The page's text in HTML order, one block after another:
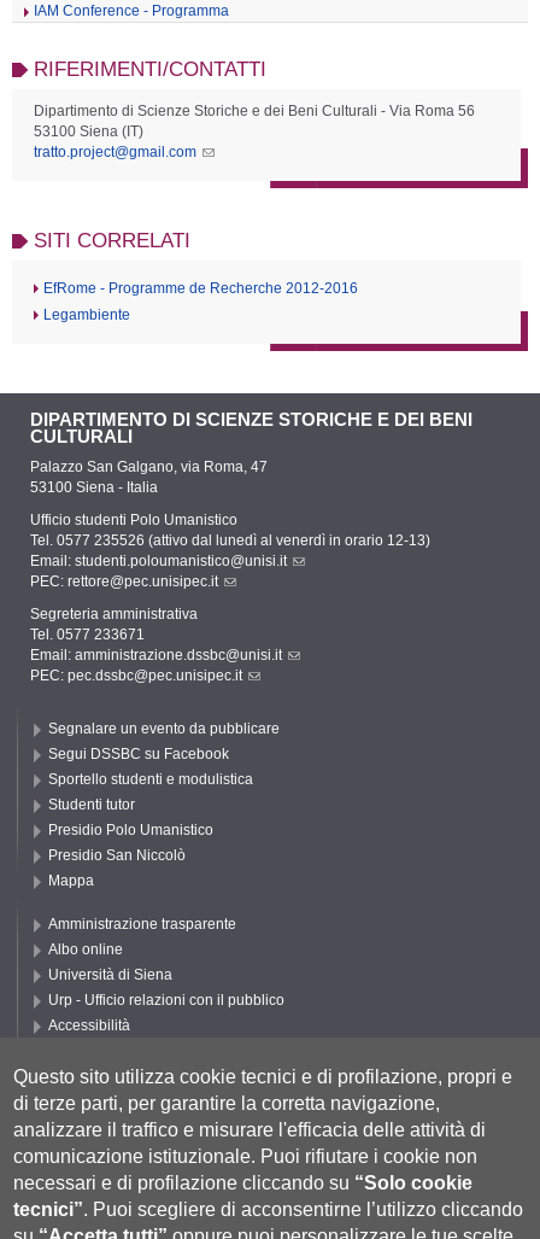
IAM Conference - Programma
RIFERIMENTI/CONTATTI
Dipartimento di Scienze Storiche e dei Beni Culturali - Via Roma 56
53100 Siena (IT)
tratto.project@gmail.com
SITI CORRELATI
EfRome - Programme de Recherche 2012-2016
Legambiente
DIPARTIMENTO DI SCIENZE STORICHE E DEI BENI
CULTURALI
Palazzo San Galgano, via Roma, 47
53100 Siena - Italia
Ufficio studenti Polo Umanistico
Tel. 0577 235526 (attivo dal lunedì al venerdì in orario 12-13)
Email: studenti.poloumanistico@unisi.it
PEC: rettore@pec.unisipec.it
Segreteria amministrativa
Tel. 0577 233671
Email: amministrazione.dssbc@unisi.it
PEC: pec.dssbc@pec.unisipec.it
Segnalare un evento da pubblicare
Segui DSSBC su Facebook
Sportello studenti e modulistica
Studenti tutor
Presidio Polo Umanistico
Presidio San Niccolò
Mappa
Amministrazione trasparente
Albo online
Università di Siena
Urp - Ufficio relazioni con il pubblico
Accessibilità
Cookie settings
Segui UNISI
Questo sito utilizza cookie tecnici e di profilazione, propri e
di terze parti, per garantire la corretta navigazione,
analizzare il traffico e misurare l'efficacia delle attività di
comunicazione istituzionale. Puoi rifiutare i cookie non
necessari e di profilazione cliccando su “Solo cookie
tecnici”. Puoi scegliere di acconsentirne l’utilizzo cliccando